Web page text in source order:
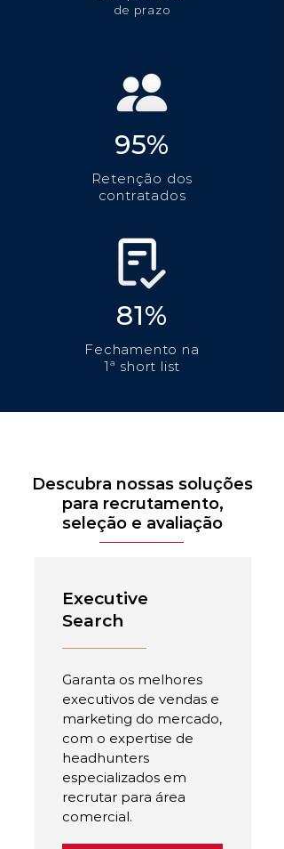
de prazo
95%
Retenção dos
contratados
81%
Fechamento na
1ª short list
Descubra nossas soluções
para recrutamento,
seleção e avaliação
Executive
Search
Garanta os melhores
executivos de vendas e
marketing do mercado,
com o expertise de
headhunters
especializados em
recrutar para área
comercial.